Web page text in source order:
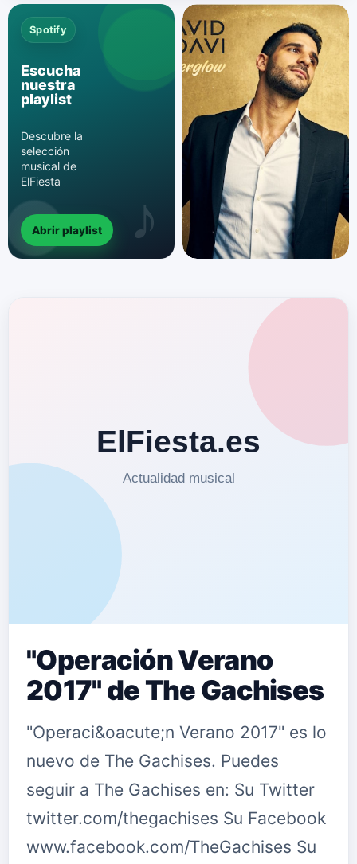
Spotify
Escucha
nuestra
playlist
Descubre la
selección
musical de
ElFiesta
Abrir playlist
"Operación Verano
2017" de The Gachises
"Operaci&oacute;n Verano 2017" es lo
nuevo de The Gachises. Puedes
seguir a The Gachises en: Su Twitter
twitter.com/thegachises Su Facebook
www.facebook.com/TheGachises Su